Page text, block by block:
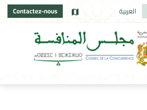
Contactez-nous العربية